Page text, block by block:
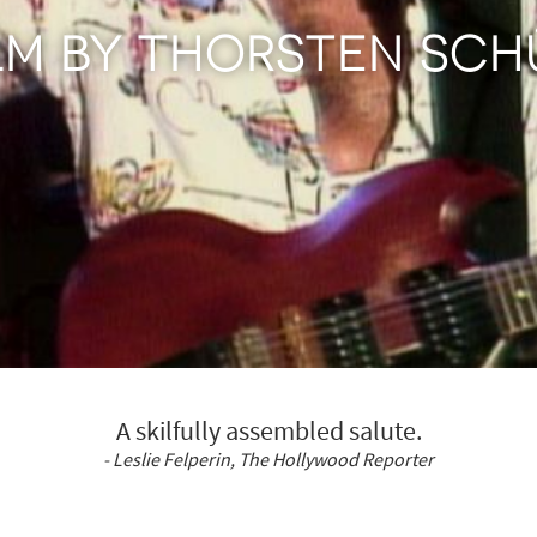
BY THORSTEN
A skilfully assembled salute.
- Leslie Felperin, The Hollywood Reporter